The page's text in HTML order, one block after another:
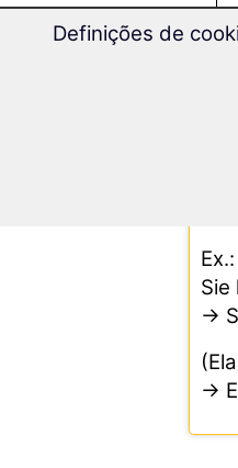
Ex.:
Sie
→
→
Definições de